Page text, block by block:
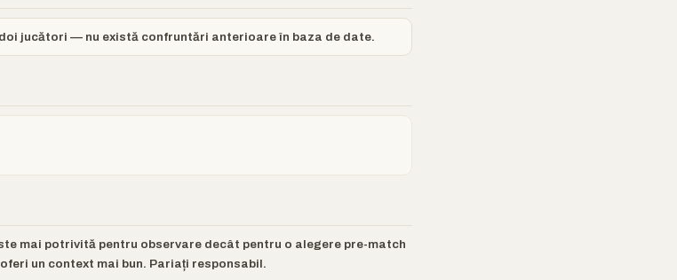
jucători — nu există confruntări anterioare în baza de date.
mai potrivită pentru observare decât pentru o alegere pre-match
un context mai bun. Pariați responsabil.